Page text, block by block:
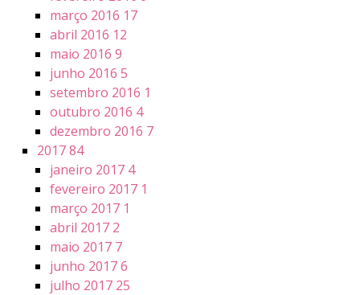
março 2016 17
abril 2016 12
maio 2016 9
junho 2016 5
setembro 2016 1
outubro 2016 4
dezembro 2016 7
201784
janeiro 2017 4
fevereiro 2017 1
março 2017 1
abril 2017 2
maio 2017 7
junho 20176
julho 2017 25